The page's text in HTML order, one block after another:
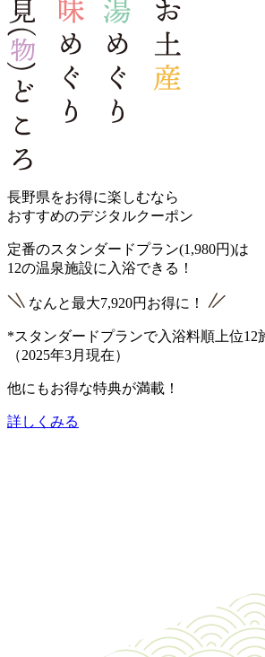
長野県をお得に楽しむなら
おすすめのデジタルクーポン
定番のスタンダードプラン(1,980円)は
12の温泉施設に入浴できる！
なんと最大7,920円 お得に！
*スタンダードプランで入浴料順上位12
（2025年3月現在）
他にもお得な特典が満載！
詳しくみる